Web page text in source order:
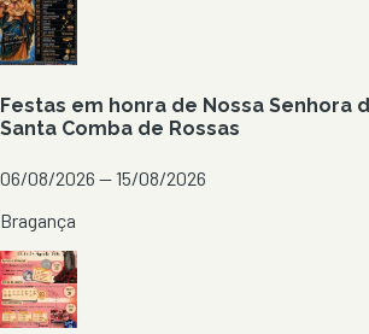
Festas em honra de Nossa Senhora
Santa Comba de Rossas
06/08/2026 — 15/08/2026
Bragança